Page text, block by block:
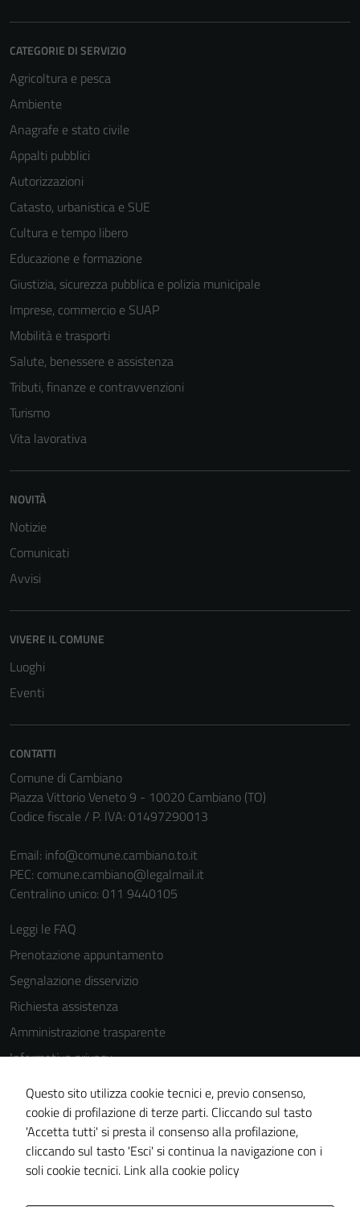
CATEGORIE DI SERVIZIO
Agricoltura e pesca
Ambiente
Anagrafe e stato civile
Appalti pubblici
Autorizzazioni
Catasto, urbanistica e SUE
Cultura e tempo libero
Educazione e formazione
Giustizia, sicurezza pubblica e polizia municipale
Imprese, commercio e SUAP
Mobilità e trasporti
Salute, benessere e assistenza
Tributi, finanze e contravvenzioni
Turismo
Vita lavorativa
NOVITÀ
Notizie
Comunicati
Avvisi
VIVERE IL COMUNE
Luoghi
Eventi
CONTATTI
Comune di Cambiano
Piazza Vittorio Veneto 9 - 10020 Cambiano (TO)
Codice fiscale / P. IVA: 01497290013
Email: info@comune.cambiano.to.it
PEC: comune.cambiano@legalmail.it
Centralino unico: 011 9440105
Leggi le FAQ
Prenotazione appuntamento
Segnalazione disservizio
Richiesta assistenza
Amministrazione trasparente
Informativa privacy
Cookie Policy
Note legali
Dichiarazione di accessibilità
Piano di miglioramento del sito
Questo sito utilizza cookie tecnici e, previo consenso,
cookie di profilazione di terze parti. Cliccando sul tasto
'Accetta tutti' si presta il consenso alla profilazione,
cliccando sul tasto 'Esci' si continua la navigazione con i
soli cookie tecnici. Link alla cookie policy
Tecnici
Questi cookie
sono necessari
per il